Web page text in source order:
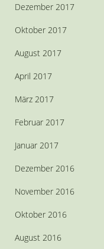
Dezember 2017
Oktober 2017
August 2017
April 2017
März 2017
Februar 2017
Januar 2017
Dezember 2016
November 2016
Oktober 2016
August 2016